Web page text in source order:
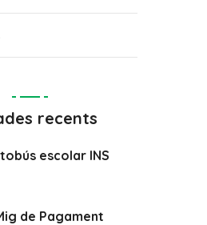
recents
escolar INS
de Pagament